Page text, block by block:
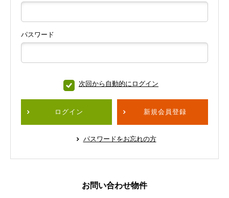
パスワード
次回から自動的にログイン
ログイン 新規会員登録
パスワードをお忘れの方
お問い合わせ物件